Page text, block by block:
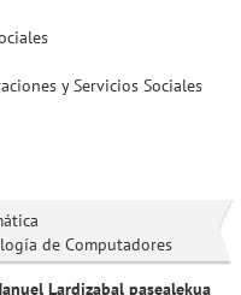
y Servicios Sociales
de Computadores
Lardizabal pasealekua